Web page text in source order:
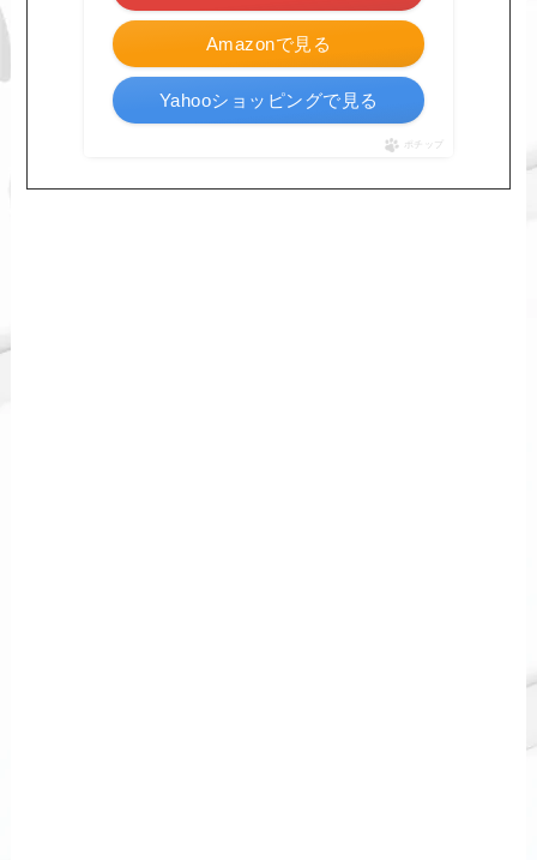
Amazonで見る
Yahooショッピングで見る
ポチップ